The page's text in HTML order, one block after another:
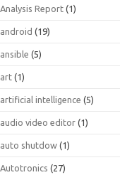
Analysis Report (1)
android (19)
ansible (5)
art (1)
artificial intelligence (5)
audio video editor (1)
auto shutdow (1)
Autotronics (27)